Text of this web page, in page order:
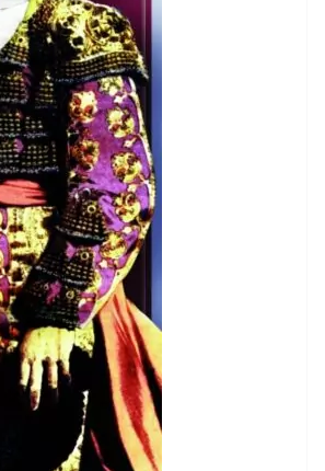
CHRONIQUES TAURINES 2026
Istres : la feria des
ultimes émotions
18/06/2026 Olivier Castelnau